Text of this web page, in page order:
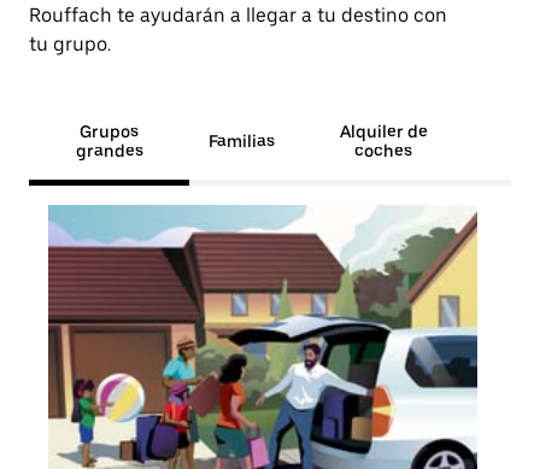
Rouffach te ayudarán a llegar a tu destino con
tu grupo.
Grupos
grandes
Familias
Alquiler de
coches